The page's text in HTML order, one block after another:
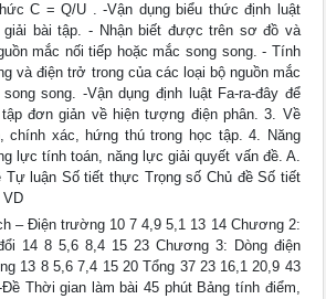
C = Q/U . -Vận dụng biểu thức định luật
giải bài tập. - Nhận biết được trên sơ đồ và
mắc nối tiếp hoặc mắc song song. - Tính
và điện trở trong của các loại bộ nguồn mắc
song. -Vận dụng định luật Fa-ra-đây để
đơn giản về hiện tượng điện phân. 3. Về
chính xác, hứng thú trong học tập. 4. Năng
lực tính toán, năng lực giải quyết vấn đề. A.
Tự luận Số tiết thực Trọng số Chủ đề Số tiết
VD
– Điện trường 10 7 4,9 5,1 13 14 Chương 2:
14 8 5,6 8,4 15 23 Chương 3: Dòng điện
13 8 5,6 7,4 15 20 Tổng 37 23 16,1 20,9 43
Thời gian làm bài 45 phút Bảng tính điểm,